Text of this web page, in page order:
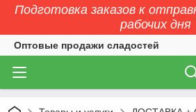
Подготовка заказов к
рабочих дня
Оптовые продажи сладостей